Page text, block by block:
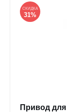
СКИДКА
31%
Привод